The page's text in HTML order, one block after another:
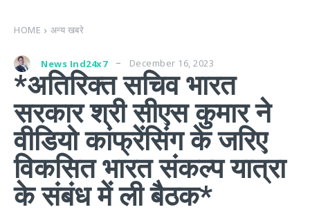
HOME अन्य खबरे
News Ind24x7 December 16, 2023
*अतिरिक्त सचिव भारत
सरकार श्री सीएस कुमार ने
वीडियो कांफ्रेंसिंग के जरिए
विकसित भारत संकल्प यात्रा
के संबंध में ली बैठक*